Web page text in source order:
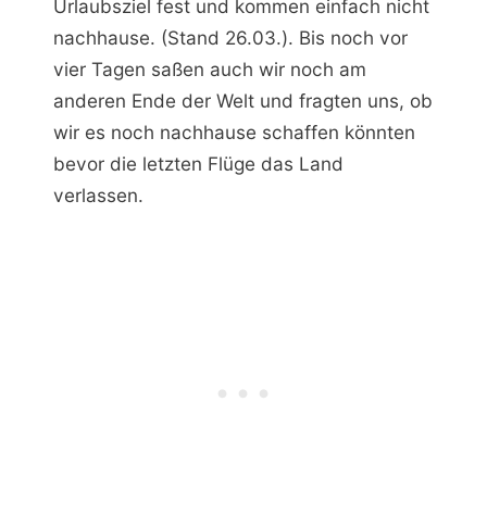
Urlaubsziel fest und kommen einfach nicht
nachhause. (Stand 26.03.). Bis noch vor
vier Tagen saßen auch wir noch am
anderen Ende der Welt und fragten uns, ob
wir es noch nachhause schaffen könnten
bevor die letzten Flüge das Land
verlassen.